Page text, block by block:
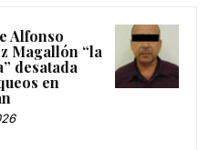
Alfonso
Magallón “la
desatada
en